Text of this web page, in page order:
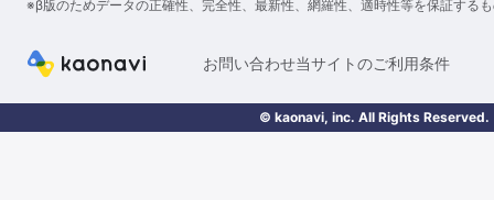
※β版のためデータの正確性、完全性、最新性、網羅性、適時性等を保証する
お問い合わせ当サイトのご利用条件
© kaonavi, inc. All Rights Reserved.